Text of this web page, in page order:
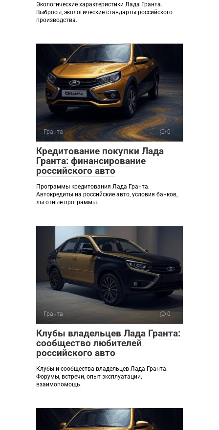
Экологические характеристики Лада Гранта.
Выбросы, экологические стандарты российского
производства.
Гранта 0
Кредитование покупки Лада
Гранта: финансирование
российского авто
Программы кредитования Лада Гранта.
Автокредиты на российские авто, условия банков,
льготные программы.
Гранта 0
Клубы владельцев Лада Гранта:
сообщество любителей
российского авто
Клубы и сообщества владельцев Лада Гранта.
Форумы, встречи, опыт эксплуатации,
взаимопомощь.